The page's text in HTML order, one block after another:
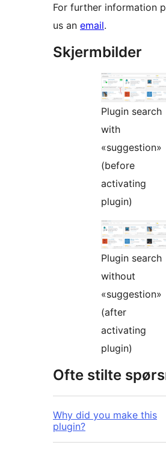
For further information
us an email.
Skjermbilder
Plugin search
with
«suggestion»
(before
activating
plugin)
Plugin search
without
«suggestion»
(after
activating
plugin)
Ofte stilte
Why did you make this
plugin?